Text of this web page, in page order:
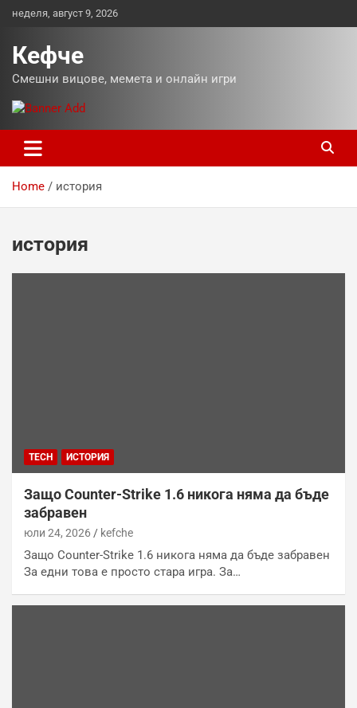
неделя, август 9, 2026
Кефче
Смешни вицове, мемета и онлайн игри
Home история
история
TECH ИСТОРИЯ
Защо Counter-Strike 1.6 никога няма да бъде
забравен
юли 24, 2026 kefche
Защо Counter-Strike 1.6 никога няма да бъде забравен
За едни това е просто стара игра. За…